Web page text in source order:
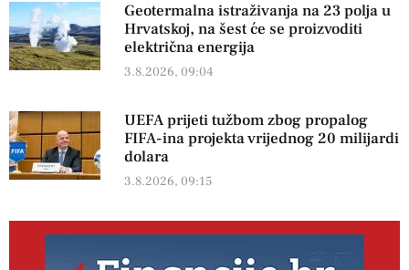
Geotermalna istraživanja na 23 polja u
Hrvatskoj, na šest će se proizvoditi
električna energija
3.8.2026, 09:04
UEFA prijeti tužbom zbog propalog
FIFA-ina projekta vrijednog 20 milijardi
dolara
3.8.2026, 09:15